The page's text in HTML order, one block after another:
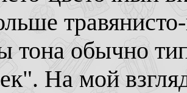
тона обычно
На мой